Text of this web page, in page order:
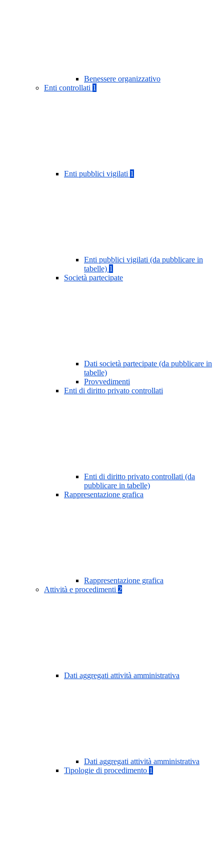
Benessere organizzativo
Enti controllati 1
Enti pubblici vigilati 1
Enti pubblici vigilati (da pubblicare in
tabelle) 1
Società partecipate
Dati società partecipate (da pubblicare in
tabelle)
Provvedimenti
Enti di diritto privato controllati
Enti di diritto privato controllati (da
pubblicare in tabelle)
Rappresentazione grafica
Rappresentazione grafica
Attività e procedimenti 2
Dati aggregati attività amministrativa
Dati aggregati attività amministrativa
Tipologie di procedimento 1